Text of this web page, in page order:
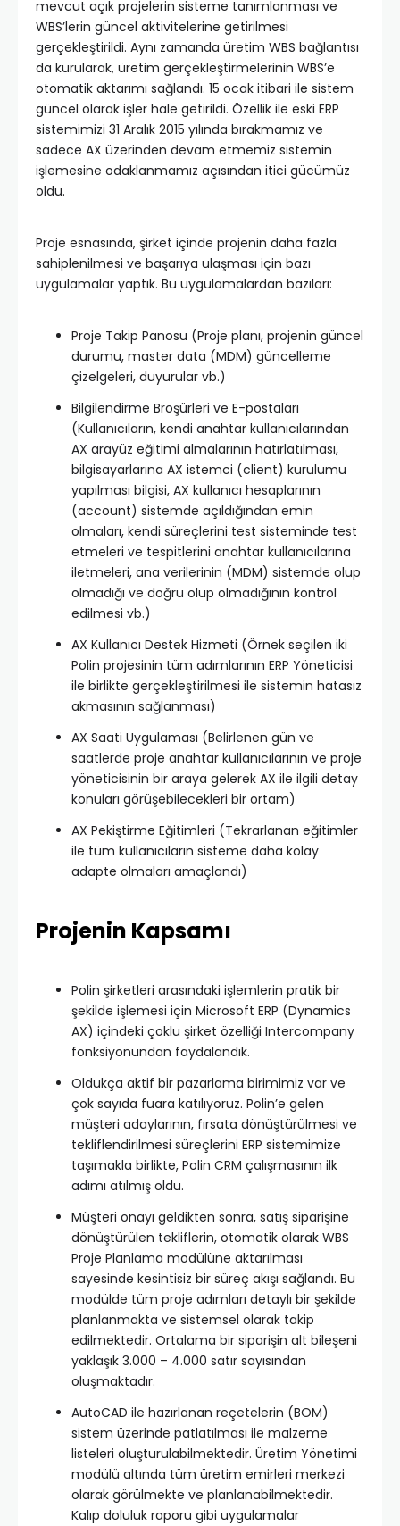
mevcut açık projelerin sisteme tanımlanması ve
WBS’lerin güncel aktivitelerine getirilmesi
gerçekleştirildi. Aynı zamanda üretim WBS bağlantısı
da kurularak, üretim gerçekleştirmelerinin WBS’e
otomatik aktarımı sağlandı. 15 ocak itibari ile sistem
güncel olarak işler hale getirildi. Özellik ile eski ERP
sistemimizi 31 Aralık 2015 yılında bırakmamız ve
sadece AX üzerinden devam etmemiz sistemin
işlemesine odaklanmamız açısından itici gücümüz
oldu.
Proje esnasında, şirket içinde projenin daha fazla
sahiplenilmesi ve başarıya ulaşması için bazı
uygulamalar yaptık. Bu uygulamalardan bazıları:
Proje Takip Panosu (Proje planı, projenin güncel
durumu, master data (MDM) güncelleme
çizelgeleri, duyurular vb.)
Bilgilendirme Broşürleri ve E-postaları
(Kullanıcıların, kendi anahtar kullanıcılarından
AX arayüz eğitimi almalarının hatırlatılması,
bilgisayarlarına AX istemci (client) kurulumu
yapılması bilgisi, AX kullanıcı hesaplarının
(account) sistemde açıldığından emin
olmaları, kendi süreçlerini test sisteminde test
etmeleri ve tespitlerini anahtar kullanıcılarına
iletmeleri, ana verilerinin (MDM) sistemde olup
olmadığı ve doğru olup olmadığının kontrol
edilmesi vb.)
AX Kullanıcı Destek Hizmeti (Örnek seçilen iki
Polin projesinin tüm adımlarının ERP Yöneticisi
ile birlikte gerçekleştirilmesi ile sistemin hatasız
akmasının sağlanması)
AX Saati Uygulaması (Belirlenen gün ve
saatlerde proje anahtar kullanıcılarının ve proje
yöneticisinin bir araya gelerek AX ile ilgili detay
konuları görüşebilecekleri bir ortam)
AX Pekiştirme Eğitimleri (Tekrarlanan eğitimler
ile tüm kullanıcıların sisteme daha kolay
adapte olmaları amaçlandı)
Projenin Kapsamı
Polin şirketleri arasındaki işlemlerin pratik bir
şekilde işlemesi için Microsoft ERP (Dynamics
AX) içindeki çoklu şirket özelliği Intercompany
fonksiyonundan faydalandık.
Oldukça aktif bir pazarlama birimimiz var ve
çok sayıda fuara katılıyoruz. Polin’e gelen
müşteri adaylarının, fırsata dönüştürülmesi ve
tekliflendirilmesi süreçlerini ERP sistemimize
taşımakla birlikte, Polin CRM çalışmasının ilk
adımı atılmış oldu.
Müşteri onayı geldikten sonra, satış siparişine
dönüştürülen tekliflerin, otomatik olarak WBS
Proje Planlama modülüne aktarılması
sayesinde kesintisiz bir süreç akışı sağlandı. Bu
modülde tüm proje adımları detaylı bir şekilde
planlanmakta ve sistemsel olarak takip
edilmektedir. Ortalama bir siparişin alt bileşeni
yaklaşık 3.000 – 4.000 satır sayısından
oluşmaktadır.
AutoCAD ile hazırlanan reçetelerin (BOM)
sistem üzerinde patlatılması ile malzeme
listeleri oluşturulabilmektedir. Üretim Yönetimi
modülü altında tüm üretim emirleri merkezi
olarak görülmekte ve planlanabilmektedir.
Kalıp doluluk raporu gibi uygulamalar